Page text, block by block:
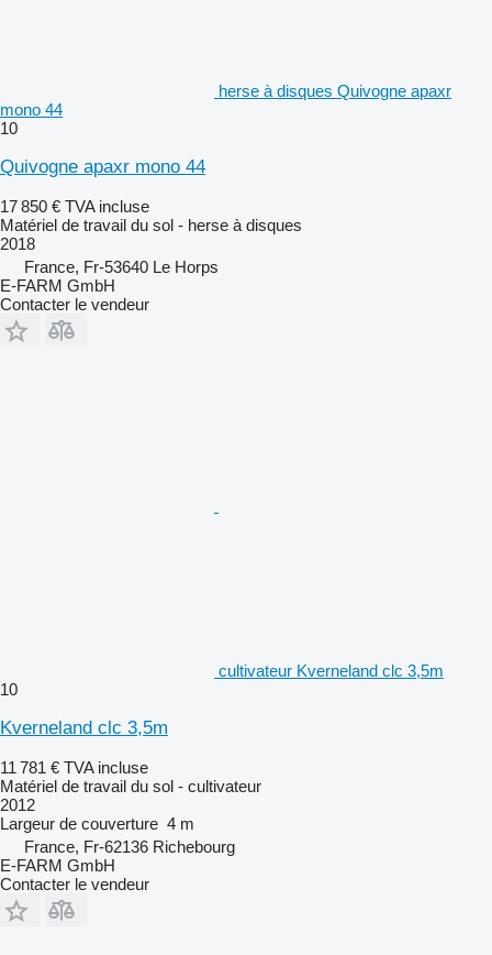
herse à disques Quivogne apaxr
mono 44
10
Quivogne apaxr mono 44
17 850 € TVA incluse
Matériel de travail du sol - herse à disques
2018
France, Fr-53640 Le Horps
E-FARM GmbH
Contacter le vendeur
cultivateur Kverneland clc 3,5m
10
Kverneland clc 3,5m
11 781 € TVA incluse
Matériel de travail du sol - cultivateur
2012
Largeur de couverture 4 m
France, Fr-62136 Richebourg
E-FARM GmbH
Contacter le vendeur